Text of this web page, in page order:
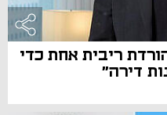
ריבית אחת כדי
דירה"